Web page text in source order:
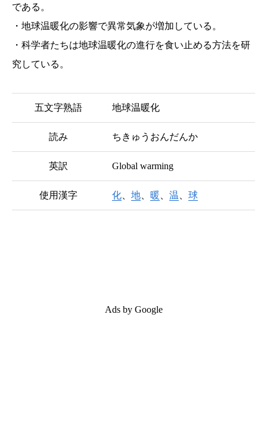
である。
・地球温暖化の影響で異常気象が増加している。
・科学者たちは地球温暖化の進行を食い止める方法を研
究している。
五文字熟語 地球温暖化
読み ちきゅうおんだんか
英訳 Global warming
使用漢字 化 地 暖 温 球
Ads by Google